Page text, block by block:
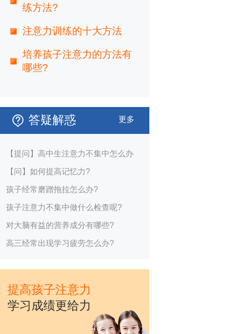
练方法?
注意力训练的十大方法
培养孩子注意力的方法有
哪些?
答疑解惑 更多
【提问】高中生注意力不集中怎么办
【问】如何提高记忆力?
孩子经常磨蹭拖拉怎么办?
孩子注意力不集中做什么检查呢?
对大脑有益的营养成分有哪些?
高三经常出现学习疲劳怎么办?
提高孩子注意力
学习成绩更给力